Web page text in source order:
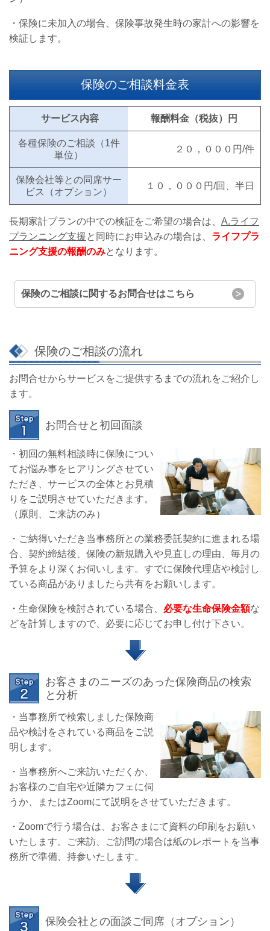
・保険に未加入の場合、保険事故発生時の家計への影響を
検証します。
保険のご相談料金表
サービス内容 報酬料金（税抜）円
各種保険のご相談（1件
単位）
２０，０００円/件
保険会社等との同席サー
ビス（オプション）
１０，０００円/回、半日
長期家計プランの中での検証をご希望の場合は、 A.ライフ
プランニング支援と同時にお申込みの場合は、 ライフプラ
ニング支援の報酬のみとなります。
保険のご相談に関するお問合せはこちら
保険のご相談の流れ
お問合せからサービスをご提供するまでの流れをご紹介し
ます。
お問合せと初回面談
・初回の無料相談時に保険につい
てお悩み事をヒアリングさせてい
ただき、サービスの全体とお見積
りをご説明させていただきます。
（原則、ご来訪のみ）
・ご納得いただき当事務所との業務委託契約に進まれる場
合、契約締結後、保険の新規購入や見直しの理由、毎月の
予算をより深くお伺いします。すでに保険代理店や検討し
ている商品がありましたら共有をお願いします。
・生命保険を検討されている場合、 必要な生命保険金額な
どを計算しますので、必要に応じてお申し付け下さい。
お客さまのニーズのあった保険商品の検索
と分析
・当事務所で検索しました保険商
品や検討をされている商品をご説
明します。
・当事務所へご来訪いただくか、
お客様のご自宅や近隣カフェに伺
うか、またはZoomにて説明をさせていただきます。
・Zoomで行う場合は、お客さまにて資料の印刷をお願い
いたします。ご来訪、ご訪問の場合は紙のレポートを当事
務所で準備、持参いたします。
保険会社との面談ご同席（オプション）